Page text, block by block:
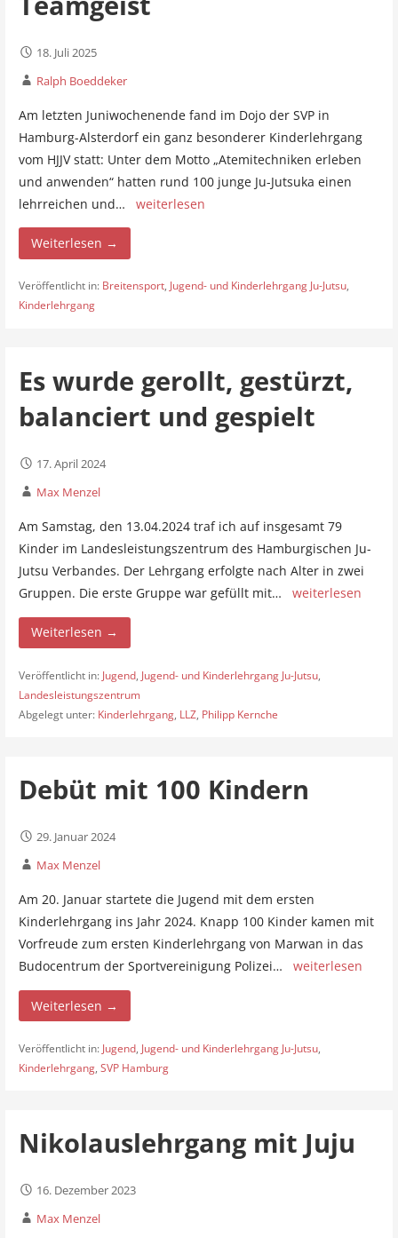
18. Juli 2025
Ralph Boeddeker
Am letzten Juniwochenende fand im Dojo der SVP in
Hamburg-Alsterdorf ein ganz besonderer Kinderlehrgang
vom HJJV statt: Unter dem Motto „Atemitechniken erleben
und anwenden“ hatten rund 100 junge Ju-Jutsuka einen
lehrreichen und… weiterlesen
Weiterlesen →
Veröffentlicht in: Breitensport, Jugend- und Kinderlehrgang Ju-Jutsu,
Kinderlehrgang
Es wurde gerollt, gestürzt,
balanciert und gespielt
17. April 2024
Max Menzel
Am Samstag, den 13.04.2024 traf ich auf insgesamt 79
Kinder im Landesleistungszentrum des Hamburgischen Ju-
Jutsu Verbandes. Der Lehrgang erfolgte nach Alter in zwei
Gruppen. Die erste Gruppe war gefüllt mit… weiterlesen
Weiterlesen →
Veröffentlicht in: Jugend, Jugend- und Kinderlehrgang Ju-Jutsu,
Landesleistungszentrum
Abgelegt unter: Kinderlehrgang, LLZ, Philipp Kernche
Debüt mit 100 Kindern
29. Januar 2024
Max Menzel
Am 20. Januar startete die Jugend mit dem ersten
Kinderlehrgang ins Jahr 2024. Knapp 100 Kinder kamen mit
Vorfreude zum ersten Kinderlehrgang von Marwan in das
Budocentrum der Sportvereinigung Polizei… weiterlesen
Weiterlesen →
Veröffentlicht in: Jugend, Jugend- und Kinderlehrgang Ju-Jutsu,
Kinderlehrgang, SVP Hamburg
Nikolauslehrgang mit Juju
16. Dezember 2023
Max Menzel